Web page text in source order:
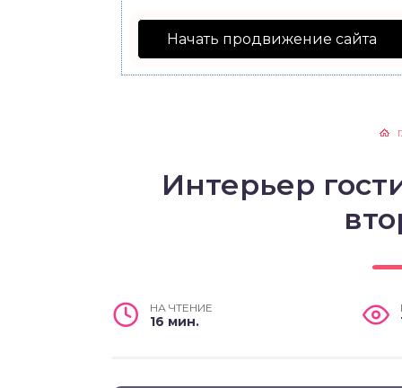
Начать продвижение сайта
Интерьер
НА ЧТЕНИЕ
16 мин.